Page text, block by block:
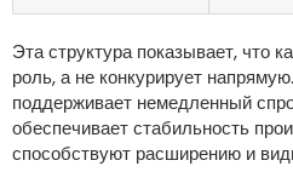
Эта структура показывает, что
роль, а не конкурирует
поддерживает немедленный
обеспечивает стабильность
способствуют расширению и